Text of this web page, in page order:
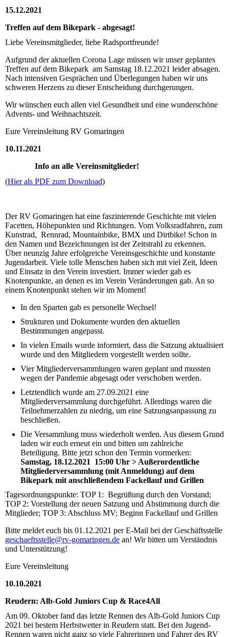
15.12.2021
Treffen auf dem Bikepark - abgesagt!
Liebe Vereinsmitglieder, liebe Radsportfreunde!
Aufgrund der aktuellen Corona Lage müssen wir unser geplantes
Treffen auf dem Bikepark am Samstag 18.12.2021 leider absagen.
Nach intensiven Gesprächen und Überlegungen haben wir uns
schweren Herzens zu dieser Entscheidung durchgerungen.
Wir wünschen euch allen viel Gesundheit und eine wunderschöne
Advents- und Weihnachtszeit.
Eure Vereinsleitung RV Gomaringen
10.11.2021
Info an alle Vereinsmitglieder!
(Hier als PDF zum Download)
Der RV Gomaringen hat eine faszinierende Geschichte mit vielen
Facetten, Höhepunkten und Richtungen. Vom Volksradfahren, zum
Kunstrad, Rennrad, Mountainbike, BMX und Dirtbike! Schon in
den Namen und Bezeichnungen ist der Zeitstrahl zu erkennen.
Über neunzig Jahre erfolgreiche Vereinsgeschichte und konstante
Jugendarbeit. Viele tolle Menschen haben sich mit viel Zeit, Ideen
und Einsatz in den Verein investiert. Immer wieder gab es
Knotenpunkte, an denen es im Verein Veränderungen gab. An so
einem Knotenpunkt stehen wir im Moment!
In den Sparten gab es personelle Wechsel!
Strukturen und Dokumente wurden den aktuellen
Bestimmungen angepasst.
In vielen Emails wurde informiert, dass die Satzung aktualisiert
wurde und den Mitgliedern vorgestellt werden sollte.
Vier Mitgliederversammlungen waren geplant und mussten
wegen der Pandemie abgesagt oder verschoben werden.
Letztendlich wurde am 27.09.2021 eine
Mitgliederversammlung durchgeführt. Allerdings waren die
Teilnehmerzahlen zu niedrig, um eine Satzungsanpassung zu
beschließen.
Die Versammlung muss wiederholt werden. Aus diesem Grund
laden wir euch erneut ein und bitten um zahlreiche
Beteiligung. Bitte jetzt schon den Termin vormerken:
Samstag, 18.12.2021 15:00 Uhr > Außerordentliche
Mitgliederversammlung (mit Anmeldung) auf dem
Bikepark mit anschließendem Fackellauf und Grillen
Tagesordnungspunkte: TOP 1: Begrüßung durch den Vorstand;
TOP 2: Vorstellung der neuen Satzung und Abstimmung durch die
Mitglieder; TOP 3: Abschluss MV; Beginn Fackellauf und Grillen
Bitte meldet euch bis 01.12.2021 per E-Mail bei der Geschäftsstelle
geschaeftsstelle@rv-gomaringen.de an! Wir bitten um Verständnis
und Unterstützung!
Eure Vereinsleitung
10.10.2021
Reudern: Alb-Gold Juniors Cup & Race4All
Am 09. Oktober fand das letzte Rennen des Alb-Gold Juniors Cup
2021 bei bestem Herbstwetter in Reudern statt. Bei den Jugend-
Rennen waren nicht ganz so viele Fahrerinnen und Fahrer des RV